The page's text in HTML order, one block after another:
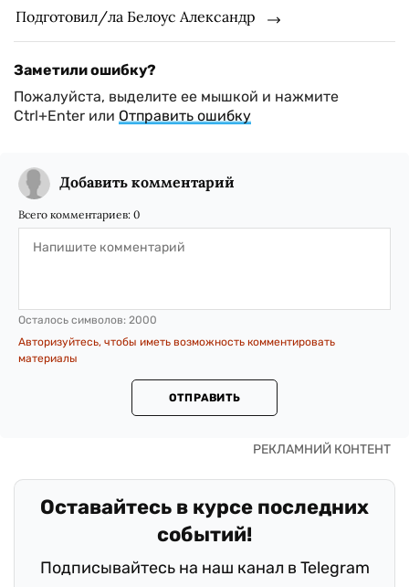
Подготовил/ла Белоус Александр
Заметили ошибку?
Пожалуйста, выделите ее мышкой и нажмите
Ctrl+Enter или Отправить ошибку
Добавить комментарий
Всего комментариев: 0
Осталось символов: 2000
Авторизуйтесь, чтобы иметь возможность комментировать
материалы
ОТПРАВИТЬ
Оставайтесь в курсе последних
событий!
Подписывайтесь на наш канал в Telegram